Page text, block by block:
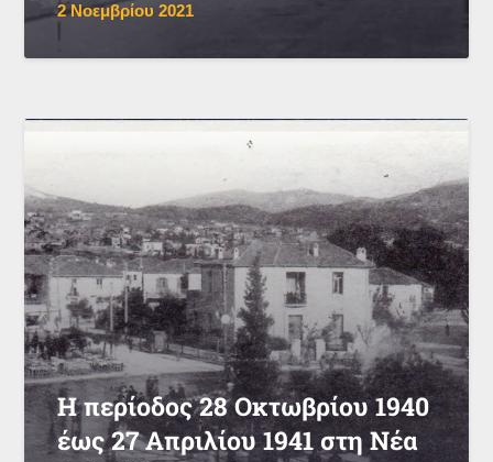
2 Νοεμβρίου 2021
Η περίοδος 28 Οκτωβρίου 1940
έως 27 Απριλίου 1941 στη Νέα